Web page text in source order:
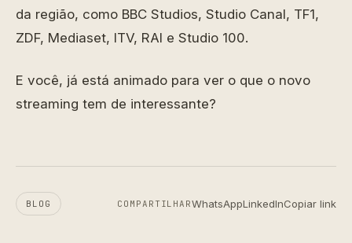
da região, como BBC Studios, Studio Canal, TF1,
ZDF, Mediaset, ITV, RAI e Studio 100.
E você, já está animado para ver o que o novo
streaming tem de interessante?
BLOG COMPARTILHARWhatsAppLinkedInCopiar link